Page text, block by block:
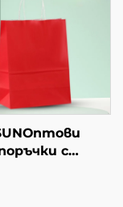
печат
с